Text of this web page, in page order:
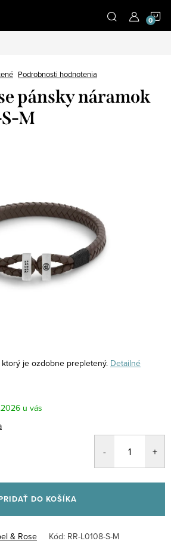
Podrobnosti hodnotenia
pánsky náramok
M
je ozdobne prepletený. Detailné
DO KOŠÍKA
& Rose Kód: RR-L0108-S-M